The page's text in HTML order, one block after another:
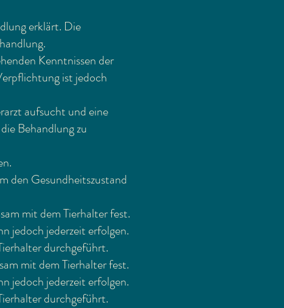
erklärt. Die
Kenntnissen der
ist jedoch
aufsucht und eine
Behandlung zu
den Gesundheitszustand
mit dem Tierhalter fest.
jedoch jederzeit erfolgen.
durchgeführt.
mit dem Tierhalter fest.
jedoch jederzeit erfolgen.
durchgeführt.